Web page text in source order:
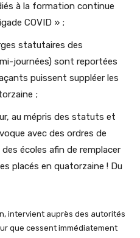
à la formation continue
COVID » ;
statutaires des
journées) sont reportées
puissent suppléer les
;
au mépris des statuts et
avec des ordres de
écoles afin de remplacer
placés en quatorzaine ! Du
intervient auprès des autorités
que cessent immédiatement